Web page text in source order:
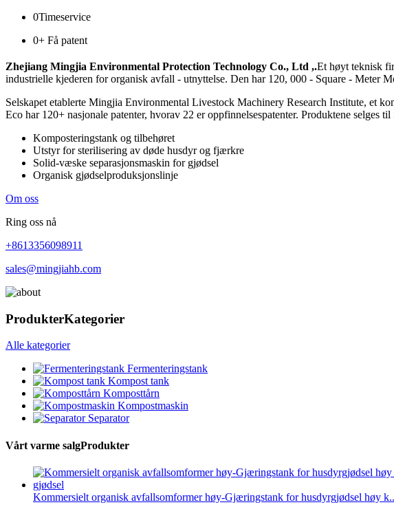
0Timeservice
0+ Få patent
Zhejiang Mingjia Environmental Protection Technology Co., Ltd ,.Et høyt teknisk
industrielle kjederen for organisk avfall - utnyttelse. Den har 120, 000 - Square - Meter
Selskapet etablerte Mingjia Environmental Livestock Machinery Research Institute, et
Eco har 120+ nasjonale patenter, hvorav 22 er oppfinnelsespatenter. Produktene selges
Komposteringstank og tilbehøret
Utstyr for sterilisering av døde husdyr og fjærkre
Solid-væske separasjonsmaskin for gjødsel
Organisk gjødselproduksjonslinje
Om oss
Ring oss nå
+8613356098911
sales@mingjiahb.com
ProdukterKategorier
Alle kategorier
Fermenteringstank
Kompost tank
Komposttårn
Kompostmaskin
Separator
Vårt varme salgProdukter
Kommersielt organisk avfallsomformer høy-Gjæringstank for husdyrgjødsel høy